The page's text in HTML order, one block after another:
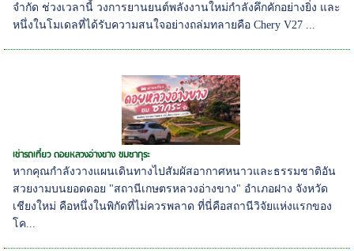
จำกัด ช่วงเวลานี้ วงการยานยนต์พลังงานใหม่กำลังคึกคักอย่างยิ่ง และ
หนึ่งในโมเดลที่ได้รับความสนใจอย่างถล่มทลายคือ Chery V27 ...
เช่ารถเที่ยว ดอยหลวงอ่างขาง ชมซากุระ
หากคุณกำลังวางแผนเดินทางไปสัมผัสอากาศหนาวและธรรมชาติอัน
สวยงามบนยอดดอย "สถานีเกษตรหลวงอ่างขาง" อำเภอฝาง จังหวัด
เชียงใหม่ คือหนึ่งในพิกัดที่ไม่ควรพลาด ที่นี่คือสถานีวิจัยแห่งแรกของ
โค...